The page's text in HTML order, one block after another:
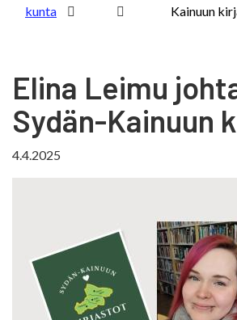
kunta
Kainuun
Elina Leimu
Sydän-Kainuun
4.4.2025